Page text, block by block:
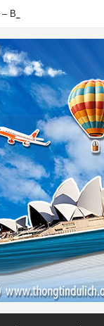
Bật mí nên đi mùa nào